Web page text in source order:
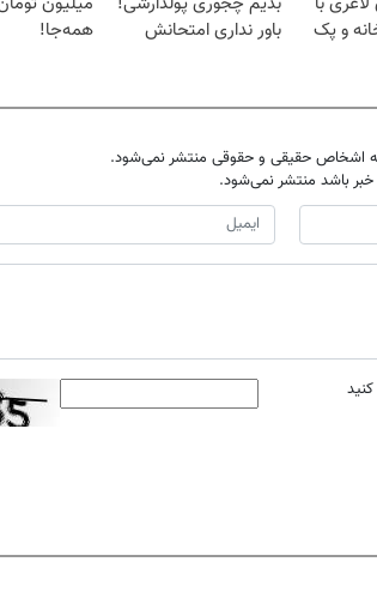
و پک
باور نداری امتحانش
همه‌جا!
اشخاص حقیقی و حقوقی منتشر نمی‌شود.
خبر باشد منتشر نمی‌شود.